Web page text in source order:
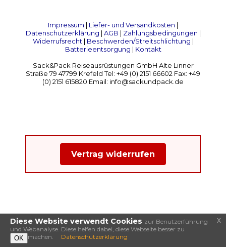
Impressum | Liefer- und Versandkosten |
Datenschutzerklärung | AGB | Zahlungsbedingungen |
Widerrufsrecht| Beschwerden/Streitschlichtung |
Batterieentsorgung | Kontakt
Sack&Pack Reiseausrüstungen GmbH Alte Linner
Straße 79 47799 Krefeld Tel: +49 (0) 2151 66602 Fax: +49
(0) 2151 615820 Email: info@sackundpack.de
Vertrag widerrufen
Diese Website verwendt Cookies zur Benutzerführung
und Webanalyse. Diese helfen dabei, diese Webseite besser zu
machen.
OK Datenschutzerklärung
x